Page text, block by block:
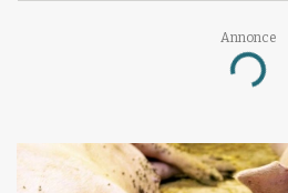
Annonce
Loading...